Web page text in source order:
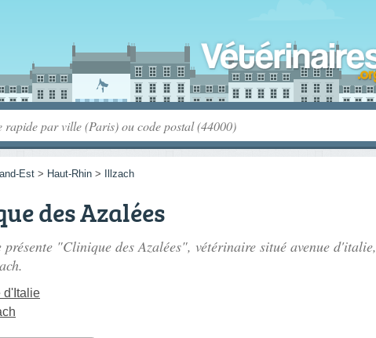
Est > Haut-Rhin > Illzach
des Azalées
présente "Clinique des Azalées", vétérinaire situé avenue d'italie,
d'Italie